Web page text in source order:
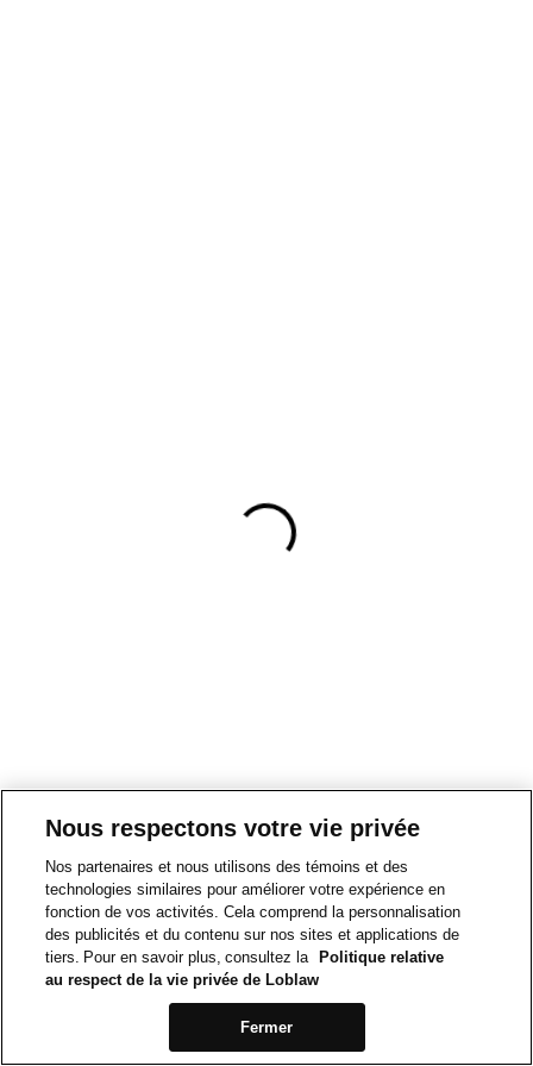
Nous respectons votre vie privée
Nos partenaires et nous utilisons des témoins et des
technologies similaires pour améliorer votre expérience en
fonction de vos activités. Cela comprend la personnalisation
des publicités et du contenu sur nos sites et applications de
tiers. Pour en savoir plus, consultez la
Politique relative
au respect de la vie privée de Loblaw
Fermer